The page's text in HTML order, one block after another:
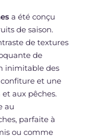
a été conçu
de saison.
de textures
de
inimitable des
et une
aux pêches.
au
parfaite à
ou comme